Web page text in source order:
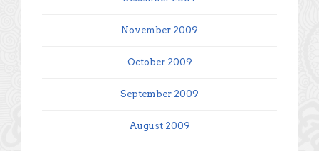
November 2009
October 2009
September 2009
August 2009